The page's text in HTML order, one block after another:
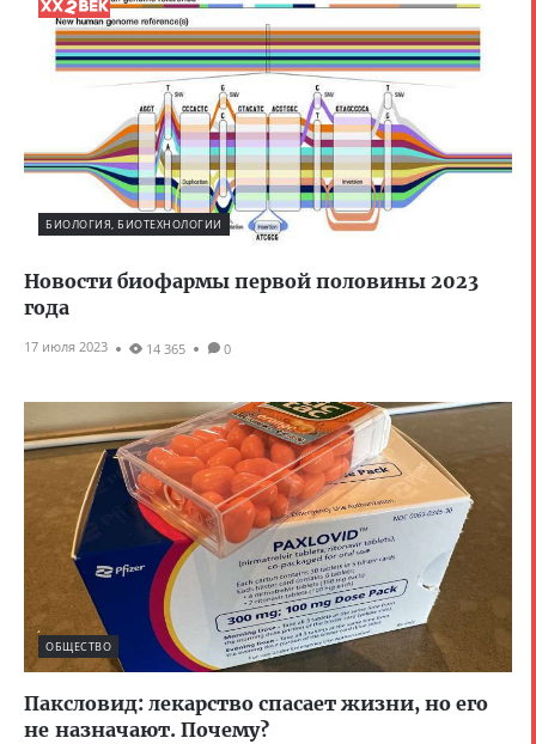
БИОЛОГИЯ, БИОТЕХНОЛОГИИ
Новости биофармы первой половины 2023
года
17 июля 2023 14 365 0
ОБЩЕСТВО
Паксловид: лекарство спасает жизни, но его
не назначают. Почему?